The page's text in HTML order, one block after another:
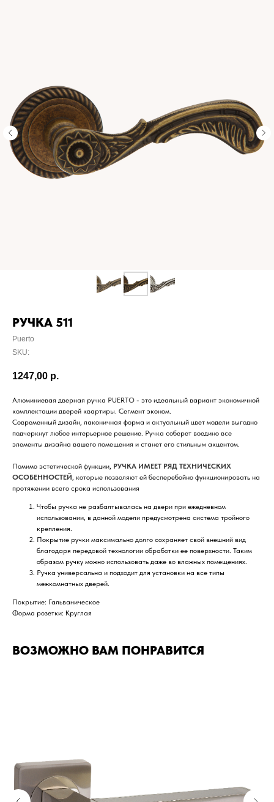
РУЧКА 511
Puerto
SKU:
1247,00 р.
Алюминиевая дверная ручка PUERTO - это идеальный вариант экономичной
комплектации дверей квартиры. Сегмент эконом.
Современный дизайн, лаконичная форма и актуальный цвет модели выгодно
подчеркнут любое интерьерное решение. Ручка соберет воедино все
элементы дизайна вашего помещения и станет его стильным акцентом.
Помимо эстетической функции, РУЧКА ИМЕЕТ РЯД ТЕХНИЧЕСКИХ
ОСОБЕННОСТЕЙ, которые позволяют ей бесперебойно функционировать на
протяжении всего срока использования
Чтобы ручка не разбалтывалась на двери при ежедневном
использовании, в данной модели предусмотрена система тройного
крепления.
Покрытие ручки максимально долго сохраняет свой внешний вид
благодаря передовой технологии обработки ее поверхности. Таким
образом ручку можно использовать даже во влажных помещениях.
Ручка универсальна и подходит для установки на все типы
межкомнатных дверей.
Покрытие: Гальваническое
Форма розетки: Круглая
ВОЗМОЖНО ВАМ ПОНРАВИТСЯ